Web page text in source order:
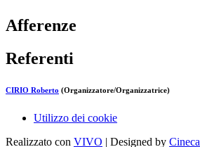
Afferenze
Referenti
CIRIO Roberto (Organizzatore/Organizzatrice)
Utilizzo dei cookie
Realizzato con VIVO | Designed by Cineca